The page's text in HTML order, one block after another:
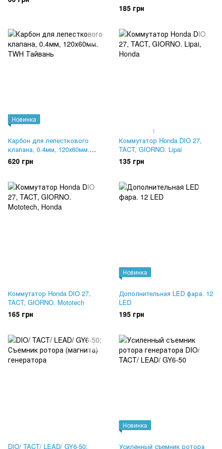
LEAD. Оригинал 55201-GC8-
000
185 грн
Новинка
Карбон для лепесткового
клапана, 0.4мм, 120х60мм.
TWH Тайвань
620 грн
1
Коммутатор Honda DIO 27,
TACT, GIORNO. Lipai
135 грн
Коммутатор Honda DIO 27,
TACT, GIORNO. Mototech
165 грн
Новинка
Дополнительная LED фара. 12
LED
195 грн
DIO/ TACT/ LEAD/ GY6-50;
Новинка
Усиленный съемник ротора